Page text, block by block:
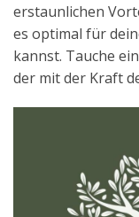
erstaunlichen
es optimal für
kannst. Tauche
der mit der Kraft